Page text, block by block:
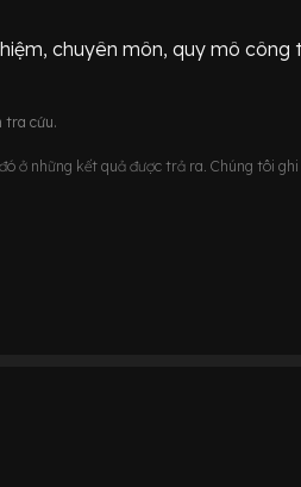
chuyên môn, quy mô công
tra cứu.
ở những kết quả được trả ra. Chúng tôi